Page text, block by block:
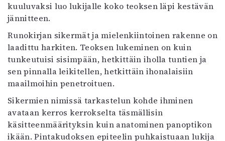
4/2026
2–3/2026
1/2026
6/2025
5/2025 saame
Lehtiarkisto
Info
kuuluvaksi luo lukijalle koko teoksen läpi kestävän
jännitteen.
Runokirjan sikermät ja mielenkiintoinen rakenne on
laadittu harkiten. Teoksen lukeminen on kuin
tunkeutuisi sisimpään, hetkittäin iholla tuntien ja
sen pinnalla leikitellen, hetkittäin ihonalaisiin
maailmoihin penetroituen.
Sikermien nimissä tarkastelun kohde ihminen
avataan kerros kerrokselta täsmällisin
käsitteenmäärityksin kuin anatominen panoptikon
ikään. Pintakudoksen epiteelin puhkaistuaan lukija